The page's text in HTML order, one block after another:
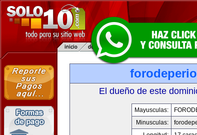
El dueño de este
Mayusculas:
Minusculas: